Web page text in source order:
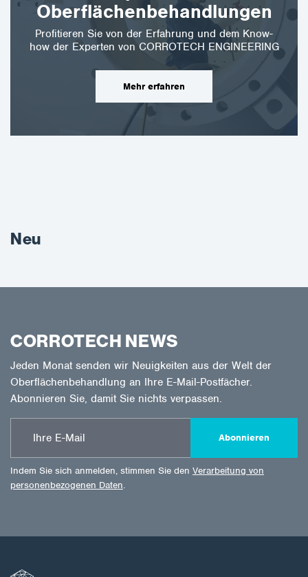
Oberflächenbehandlungen
Profitieren Sie von der Erfahrung und dem Know-
how der Experten von CORROTECH ENGINEERING
Mehr erfahren
Neu
CORROTECH NEWS
Jeden Monat senden wir Neuigkeiten aus der Welt der
Oberflächenbehandlung an Ihre E-Mail-Postfächer.
Abonnieren Sie, damit Sie nichts verpassen.
Abonnieren
Indem Sie sich anmelden, stimmen Sie den Verarbeitung von
personenbezogenen Daten.